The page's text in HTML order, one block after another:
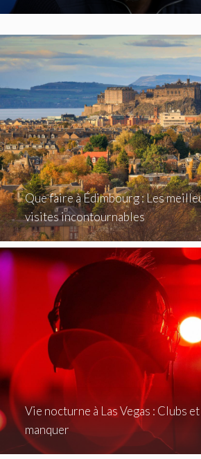
Que faire à Édimbourg : Les
visites incontournables
Vie nocturne à Las Vegas : Clubs et
manquer